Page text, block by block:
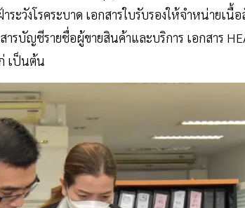
ะวังโรคระบาด เอกสารใบรับรองให้จำหน่ายเนื้
รบัญชีรายชื่อผู้ขายสินค้าและบริการ เอกสาร
เป็นต้น